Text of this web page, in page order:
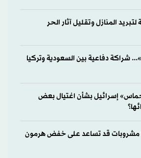
المنازل وتقليل آثار الحر
شراكة دفاعية بين السعودية وتركيا
إسرائيل بشأن اغتيال بعض
قبل النوم... 5 مشروبات قد تساعد على خفض هرمون